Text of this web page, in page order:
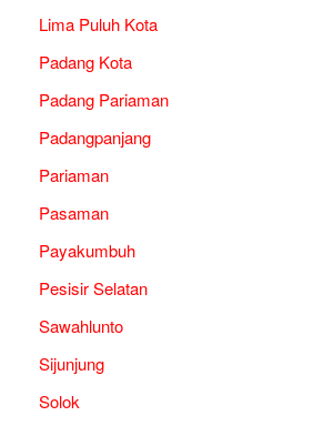
Lima Puluh Kota
Padang Kota
Padang Pariaman
Padangpanjang
Pariaman
Pasaman
Payakumbuh
Pesisir Selatan
Sawahlunto
Sijunjung
Solok